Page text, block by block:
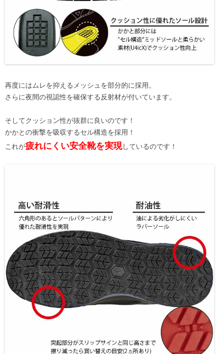
再度にはムレを抑えるメッシュを部分的に採用。
さらに夜間の視認性を確保する反射材が付いています。
そしてクッション性が抜群に良いのです！
かかとの衝撃を吸収するセル構造を採用！
これが疲れにくい安全靴を実現しているのです！